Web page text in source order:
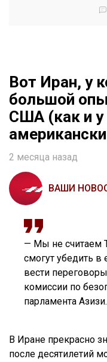
Вот Иран, у
большой
США (как и у
2 месяца назад
ВАШИ
— Мы не считаем
смогут убедить в
вести
комиссии по
парламента Азизи.
В Иране прекрасно
после десятилетий